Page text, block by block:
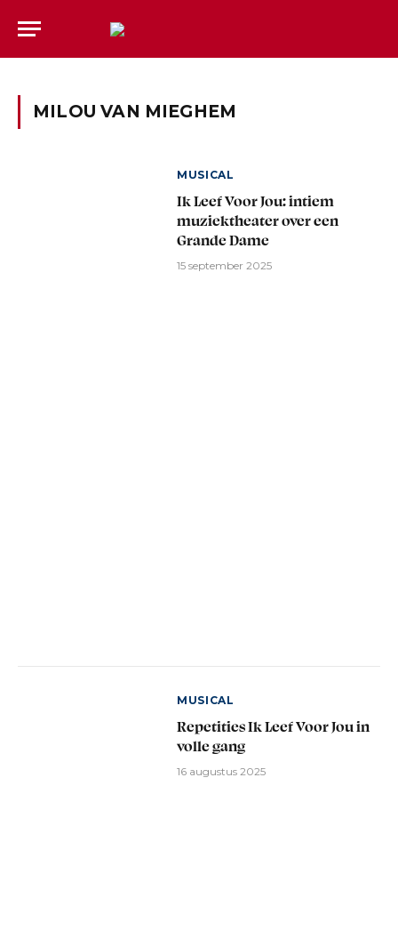
MILOU VAN MIEGHEM
MUSICAL
Ik Leef Voor Jou: intiem
muziektheater over een
Grande Dame
15 september 2025
MUSICAL
Repetities Ik Leef Voor Jou in
volle gang
16 augustus 2025